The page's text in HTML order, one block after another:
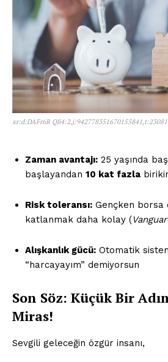
Saf Ses
xr:d:DAFr6R
Zaman avantajı: 25 yaşında
başlayandan 10 kat fazla
Risk toleransı: Gençken borsa
katlanmak daha kolay (
Alışkanlık gücü: Otomatik
“harcayayım” demiyorsun
Son Söz: Küçük Bir
Miras!
Sevgili geleceğin özgür insanı,